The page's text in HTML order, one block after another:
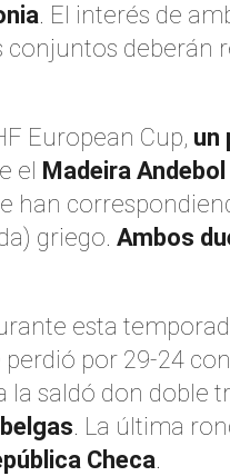
. El interés de
conjuntos deberán
European Cup, un
el Madeira Andebol
han
griego. Ambos
esta
por 29-24
la saldó don
. La última
Checa.